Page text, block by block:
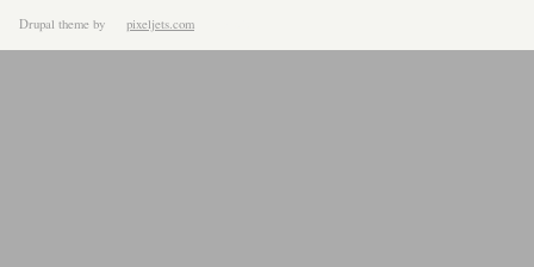
Drupal theme by pixeljets.com